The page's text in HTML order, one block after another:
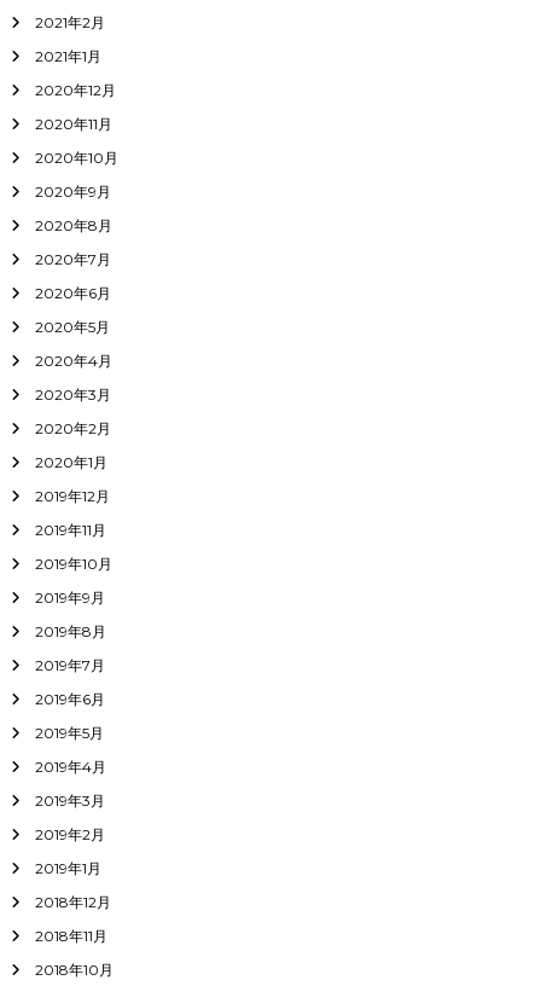
2021年2月
2021年1月
2020年12月
2020年11月
2020年10月
2020年9月
2020年8月
2020年7月
2020年6月
2020年5月
2020年4月
2020年3月
2020年2月
2020年1月
2019年12月
2019年11月
2019年10月
2019年9月
2019年8月
2019年7月
2019年6月
2019年5月
2019年4月
2019年3月
2019年2月
2019年1月
2018年12月
2018年11月
2018年10月